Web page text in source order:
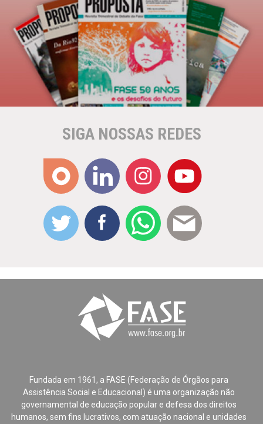
SIGA NOSSAS REDES
Fundada em 1961, a FASE (Federação de Órgãos para
Assistência Social e Educacional) é uma organização não
governamental de educação popular e defesa dos direitos
humanos, sem fins lucrativos, com atuação nacional e unidades